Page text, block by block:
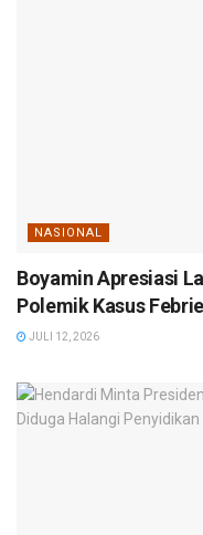
NASIONAL
Boyamin Apresiasi
Polemik Kasus
JULI 12, 2026